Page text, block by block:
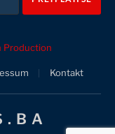
Production
Kontakt